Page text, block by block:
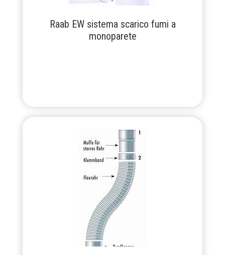
Raab EW sistema scarico fumi a
monoparete